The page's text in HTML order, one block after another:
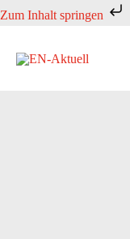
Zum Inhalt springen
Zum
springen